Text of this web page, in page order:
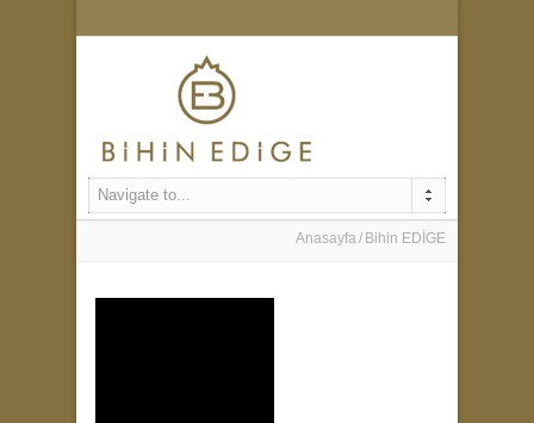
Navigate to...
Anasayfa Bihin EDİGE